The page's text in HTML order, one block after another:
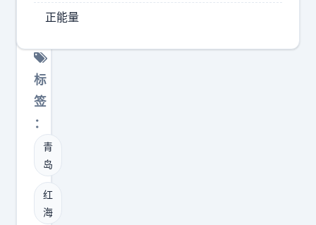
高
帮
抢
的
再
具
体
说
一
标
签
：
青
岛
红
海
正能量